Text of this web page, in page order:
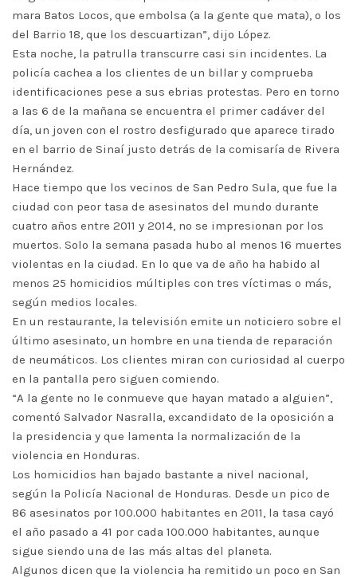
mara Batos Locos, que embolsa (a la gente que mata), o los
del Barrio 18, que los descuartizan”, dijo López.
Esta noche, la patrulla transcurre casi sin incidentes. La
policía cachea a los clientes de un billar y comprueba
identificaciones pese a sus ebrias protestas. Pero en torno
a las 6 de la mañana se encuentra el primer cadáver del
día, un joven con el rostro desfigurado que aparece tirado
en el barrio de Sinaí justo detrás de la comisaría de Rivera
Hernández.
Hace tiempo que los vecinos de San Pedro Sula, que fue la
ciudad con peor tasa de asesinatos del mundo durante
cuatro años entre 2011 y 2014, no se impresionan por los
muertos. Solo la semana pasada hubo al menos 16 muertes
violentas en la ciudad. En lo que va de año ha habido al
menos 25 homicidios múltiples con tres víctimas o más,
según medios locales.
En un restaurante, la televisión emite un noticiero sobre el
último asesinato, un hombre en una tienda de reparación
de neumáticos. Los clientes miran con curiosidad al cuerpo
en la pantalla pero siguen comiendo.
“A la gente no le conmueve que hayan matado a alguien”,
comentó Salvador Nasralla, excandidato de la oposición a
la presidencia y que lamenta la normalización de la
violencia en Honduras.
Los homicidios han bajado bastante a nivel nacional,
según la Policía Nacional de Honduras. Desde un pico de
86 asesinatos por 100.000 habitantes en 2011, la tasa cayó
el año pasado a 41 por cada 100.000 habitantes, aunque
sigue siendo una de las más altas del planeta.
Algunos dicen que la violencia ha remitido un poco en San